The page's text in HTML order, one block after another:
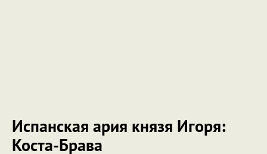
Испанская ария князя Игоря:
Коста-Брава